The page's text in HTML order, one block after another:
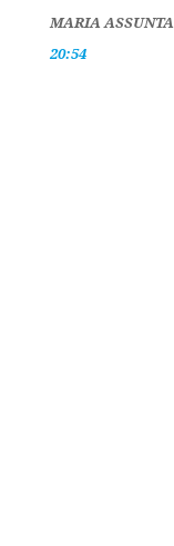
MARIA
20:54